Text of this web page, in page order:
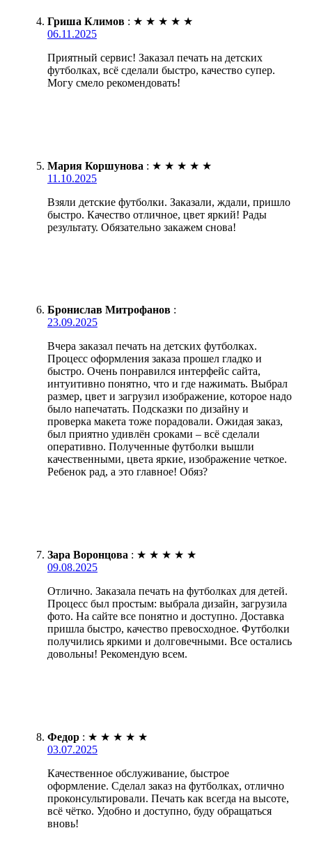
Гриша Климов : ★ ★ ★ ★ ★
06.11.2025
Приятный сервис! Заказал печать на детских
футболках, всё сделали быстро, качество супер.
Могу смело рекомендовать!
Мария Коршунова : ★ ★ ★ ★ ★
11.10.2025
Взяли детские футболки. Заказали, ждали, пришло
быстро. Качество отличное, цвет яркий! Рады
результату. Обязательно закажем снова!
Бронислав Митрофанов :
23.09.2025
Вчера заказал печать на детских футболках.
Процесс оформления заказа прошел гладко и
быстро. Очень понравился интерфейс сайта,
интуитивно понятно, что и где нажимать. Выбрал
размер, цвет и загрузил изображение, которое надо
было напечатать. Подсказки по дизайну и
проверка макета тоже порадовали. Ожидая заказ,
был приятно удивлён сроками – всё сделали
оперативно. Полученные футболки вышли
качественными, цвета яркие, изображение четкое.
Ребенок рад, а это главное! Обяз?
Зара Воронцова : ★ ★ ★ ★ ★
09.08.2025
Отлично. Заказала печать на футболках для детей.
Процесс был простым: выбрала дизайн, загрузила
фото. На сайте все понятно и доступно. Доставка
пришла быстро, качество превосходное. Футболки
получились яркими и долговечными. Все остались
довольны! Рекомендую всем.
Федор : ★ ★ ★ ★ ★
03.07.2025
Качественное обслуживание, быстрое
оформление. Сделал заказ на футболках, отлично
проконсультировали. Печать как всегда на высоте,
всё чётко. Удобно и доступно, буду обращаться
вновь!